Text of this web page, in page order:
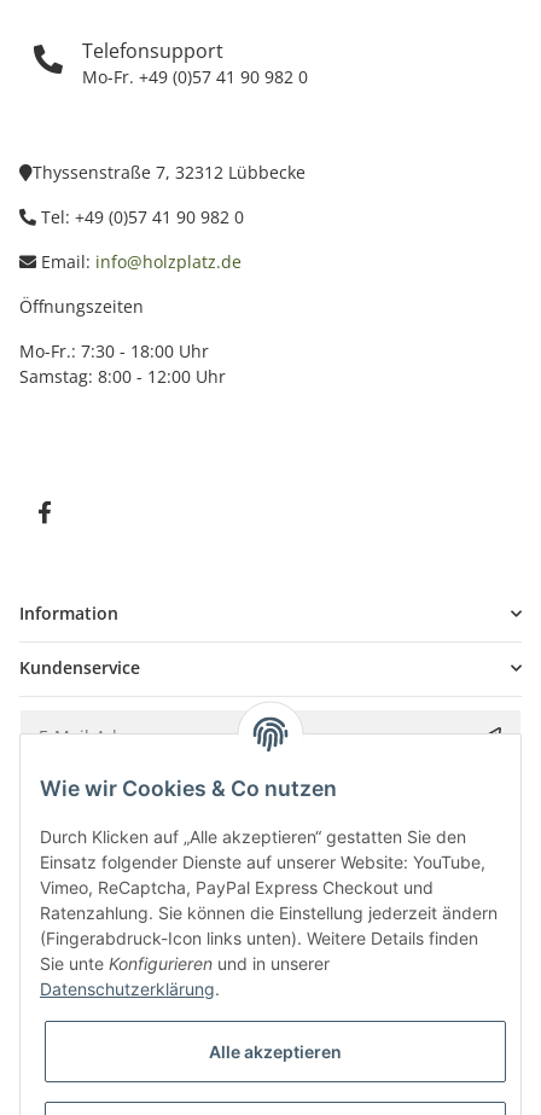
Telefonsupport
Mo-Fr. +49 (0)57 41 90 982 0
Thyssenstraße 7, 32312 Lübbecke
Tel: +49 (0)57 41 90 982 0
Email: info@holzplatz.de
Öffnungszeiten
Mo-Fr.: 7:30 - 18:00 Uhr
Samstag: 8:00 - 12:00 Uhr
Information
Kundenservice
Bitte senden Sie mir entsprechend IhrerDatenschutzerklärung
* Alle Preise inkl. gesetzlicher USt., zzgl.
Wie wir Cookies & Co nutzen
Durch Klicken auf „Alle akzeptieren“ gestatten Sie den
Einsatz folgender Dienste auf unserer Website: YouTube,
Vimeo, ReCaptcha, PayPal Express Checkout und
Ratenzahlung. Sie können die Einstellung jederzeit ändern
(Fingerabdruck-Icon links unten). Weitere Details finden
Sie unte Konfigurieren und in unserer
Datenschutzerklärung.
Alle akzeptieren